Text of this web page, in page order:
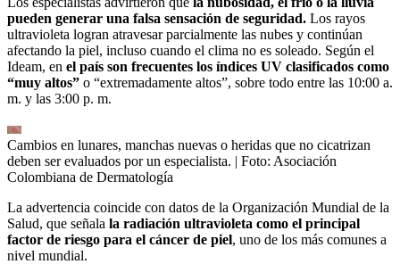
pueden generar una falsa sensación de seguridad. Los rayos
ultravioleta logran atravesar parcialmente las nubes y continúan
afectando la piel, incluso cuando el clima no es soleado. Según el
Ideam, en el país son frecuentes los índices UV clasificados como
“muy altos” o “extremadamente altos”, sobre todo entre las 10:00 a.
m. y las 3:00 p. m.
Cambios en lunares, manchas nuevas o heridas que no cicatrizan
deben ser evaluados por un especialista. | Foto: Asociación
Colombiana de Dermatología
La advertencia coincide con datos de la Organización Mundial de la
Salud, que señala la radiación ultravioleta como el principal
factor de riesgo para el cáncer de piel, uno de los más comunes a
nivel mundial.